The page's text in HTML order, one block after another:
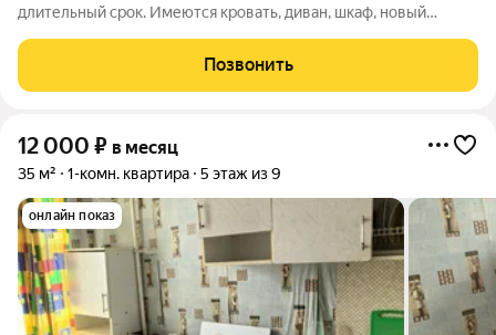
длительный срок. Имеются кровать, диван, шкаф, новый
микроволновая печь, телевизор. В санузле кафель, свежий
ремонт.
Позвонить
12 000 ₽ в месяц
35 м² 1-комн. квартира 5 этаж из 9
онлайн показ